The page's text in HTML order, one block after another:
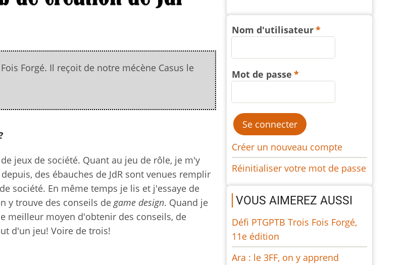
Forgé. Il reçoit de notre mécène Casus le
jeux de société. Quant au jeu de rôle, je m'y
depuis, des ébauches de JdR sont venues remplir
société. En même temps je lis et j'essaye de
y trouve des conseils degame design. Quand je
meilleur moyen d'obtenir des conseils, de
d'un jeu! Voire de trois!
Nom d'utilisateur
Mot de passe
Créer un nouveau compte
Réinitialiser votre mot de passe
VOUS AIMEREZ AUSSI
Défi PTGPTB Trois Fois Forgé,
11e édition
Ara : le 3FF, on y apprend